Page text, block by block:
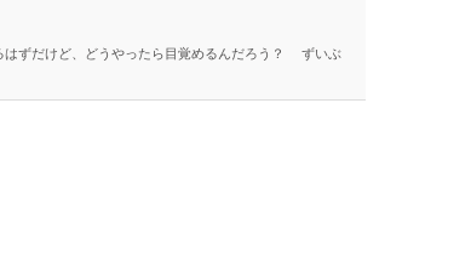
はずだけど、どうやったら目覚めるんだろう？ ずいぶ